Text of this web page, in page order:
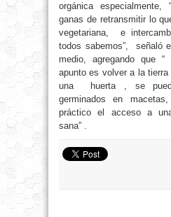
orgánica
ganas de retransmitir lo
vegetariana, e
todos sabemos”, señaló
medio, agregando que
apunto es volver a la
una huerta , se
germinados en
práctico el acceso a
sana” .